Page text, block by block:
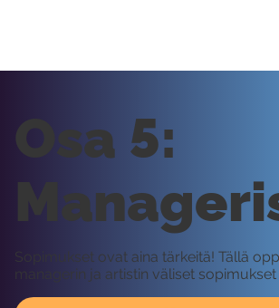
Osa 5:
Sopimukset ovat aina tärkeitä! Tällä
managerin ja artistin väliset